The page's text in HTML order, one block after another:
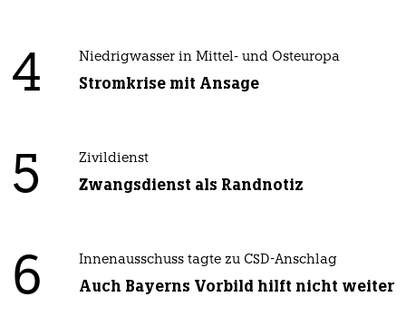
4 Niedrigwasser in Mittel- und Osteuropa
Stromkrise mit Ansage
5 Zivildienst
Zwangsdienst als Randnotiz
6 Innenausschuss tagte zu CSD-Anschlag
Auch Bayerns Vorbild hilft nicht weiter